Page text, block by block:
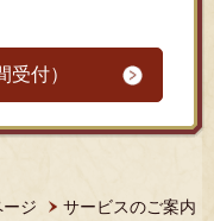
受付）
ージ
サービスのご案内